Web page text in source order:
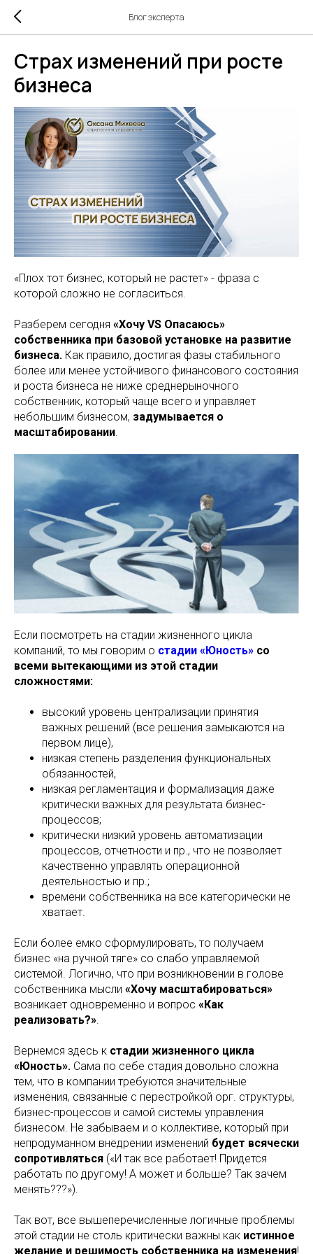
Блог эксперта
Страх изменений при росте
бизнеса
«Плох тот бизнес, который не растет» - фраза с
которой сложно не согласиться.
Разберем сегодня «Хочу VS Опасаюсь»
собственника при базовой установке на развитие
бизнеса. Как правило, достигая фазы стабильного
более или менее устойчивого финансового состояния
и роста бизнеса не ниже среднерыночного
собственник, который чаще всего и управляет
небольшим бизнесом, задумывается о
масштабировании.
Если посмотреть на стадии жизненного цикла
компаний, то мы говорим о стадии «Юность» со
всеми вытекающими из этой стадии
сложностями:
высокий уровень централизации принятия
важных решений (все решения замыкаются на
первом лице),
низкая степень разделения функциональных
обязанностей,
низкая регламентация и формализация даже
критически важных для результата бизнес-
процессов;
критически низкий уровень автоматизации
процессов, отчетности и пр., что не позволяет
качественно управлять операционной
деятельностью и пр.;
времени собственника на все категорически не
хватает.
Если более емко сформулировать, то получаем
бизнес «на ручной тяге» со слабо управляемой
системой. Логично, что при возникновении в голове
собственника мысли «Хочу масштабироваться»
возникает одновременно и вопрос «Как
реализовать?»
Вернемся здесь к стадии жизненного цикла
«Юность». Сама по себе стадия довольно сложна
тем, что в компании требуются значительные
изменения, связанные с перестройкой орг. структуры,
бизнес-процессов и самой системы управления
бизнесом. Не забываем и о коллективе, который при
непродуманном внедрении изменений будет всячески
сопротивляться («И так все работает! Придется
работать по другому! А может и больше? Так зачем
менять???»).
Так вот, все вышеперечисленные логичные проблемы
этой стадии не столь критически важны как истинное
желание и решимость собственника на изменения!